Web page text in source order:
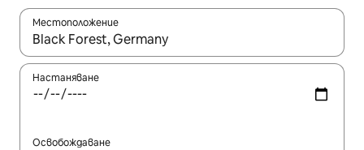
Местоположение
Когато резултатите се покажат, използвайте
Настаняване
Освобождаване